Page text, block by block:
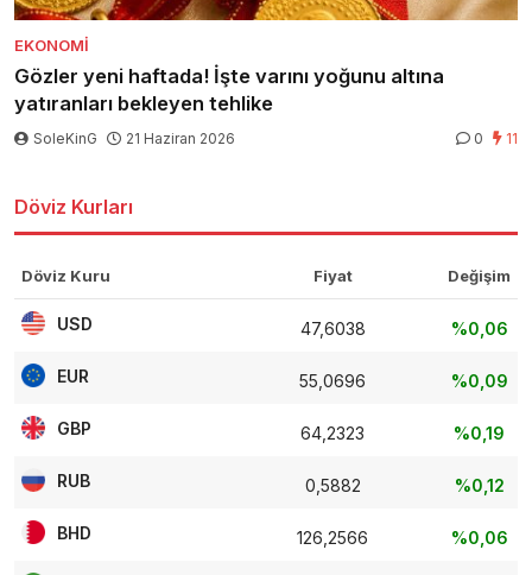
EKONOMI
Gözler yeni haftada! İşte varını yoğunu altına
yatıranları bekleyen tehlike
SoleKinG 21 Haziran 2026 0 11
Döviz Kurları
Döviz Kuru Fiyat Değişim
USD 47,6038 %0,06
EUR 55,0696 %0,09
GBP 64,2323 %0,19
RUB 0,5882 %0,12
BHD 126,2566 %0,06